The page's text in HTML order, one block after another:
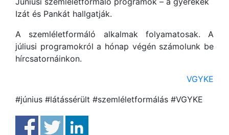
Izát és Pankát hallgatják.
A szemléletformáló alkalmak folyamatosak. A
júliusi programokról a hónap végén számolunk be
hírcsatornáinkon.
VGYKE
#június #látássérült #szemléletformálás #VGYKE